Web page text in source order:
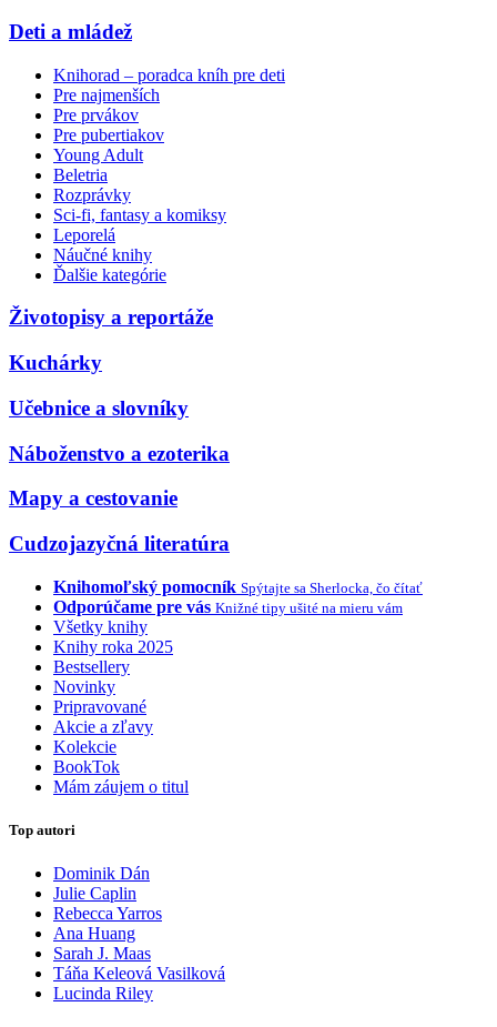
Deti a mládež
Knihorad – poradca kníh pre deti
Pre najmenších
Pre prvákov
Pre pubertiakov
Young Adult
Beletria
Rozprávky
Sci-fi, fantasy a komiksy
Leporelá
Náučné knihy
Ďalšie kategórie
Životopisy a reportáže
Kuchárky
Učebnice a slovníky
Náboženstvo a ezoterika
Mapy a cestovanie
Cudzojazyčná literatúra
Knihomoľský pomocník Spýtajte sa Sherlocka, čo čítať
Odporúčame pre vás Knižné tipy ušité na mieru vám
Všetky knihy
Knihy roka 2025
Bestsellery
Novinky
Pripravované
Akcie a zľavy
Kolekcie
BookTok
Mám záujem o titul
Top autori
Dominik Dán
Julie Caplin
Rebecca Yarros
Ana Huang
Sarah J. Maas
Táňa Keleová Vasilková
Lucinda Riley